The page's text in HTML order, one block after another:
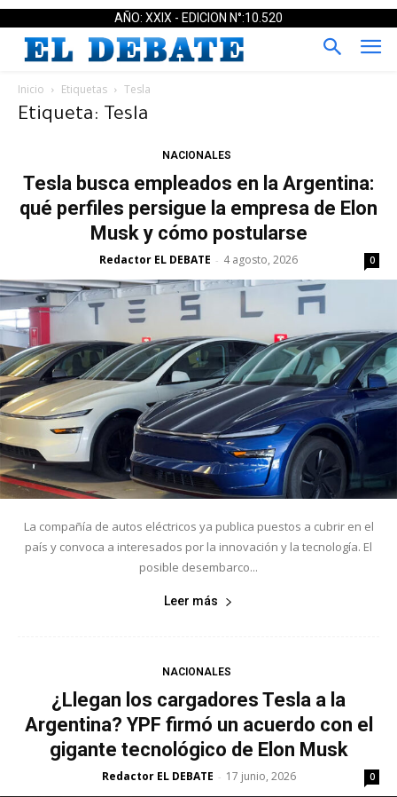
AÑO: XXIX - EDICION N°:10.520
Inicio Etiquetas Tesla
Etiqueta: Tesla
NACIONALES
Tesla busca empleados en la Argentina:
qué perfiles persigue la empresa de Elon
Musk y cómo postularse
Redactor EL DEBATE - 4 agosto, 2026 0
La compañía de autos eléctricos ya publica puestos a cubrir en el
país y convoca a interesados por la innovación y la tecnología. El
posible desembarco...
Leer más
NACIONALES
¿Llegan los cargadores Tesla a la
Argentina? YPF firmó un acuerdo con el
gigante tecnológico de Elon Musk
Redactor EL DEBATE - 17 junio, 2026 0